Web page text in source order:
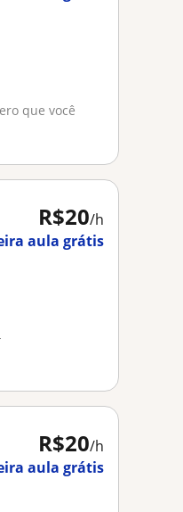
que você
R$20/h
aula grátis
R$20/h
aula grátis